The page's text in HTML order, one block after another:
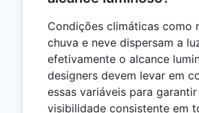
Condições climáticas como
chuva e neve dispersam a
efetivamente o alcance
designers devem levar em
essas variáveis ​​para garantir
visibilidade consistente em